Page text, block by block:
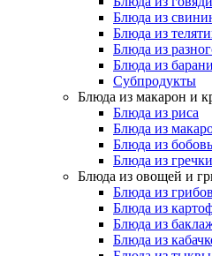
Блюда из
Блюда из
Блюда из
Блюда из
Субпродукты
Блюда из макарон и
Блюда из риса
Блюда из
Блюда из
Блюда из гречки
Блюда из овощей и
Блюда из грибов
Блюда из
Блюда из
Блюда из